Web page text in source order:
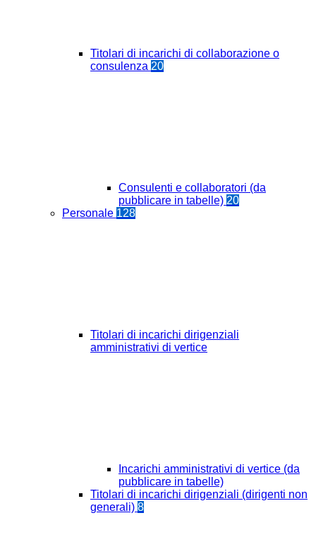
Titolari di incarichi di collaborazione o
consulenza 20
Consulenti e collaboratori (da
pubblicare in tabelle) 20
Personale 128
Titolari di incarichi dirigenziali
amministrativi di vertice
Incarichi amministrativi di vertice (da
pubblicare in tabelle)
Titolari di incarichi dirigenziali (dirigenti non
generali) 8